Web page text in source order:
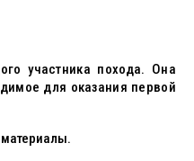
участника похода. Она
для оказания первой